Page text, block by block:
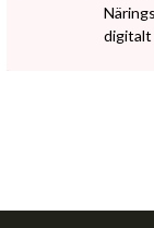
digitalt